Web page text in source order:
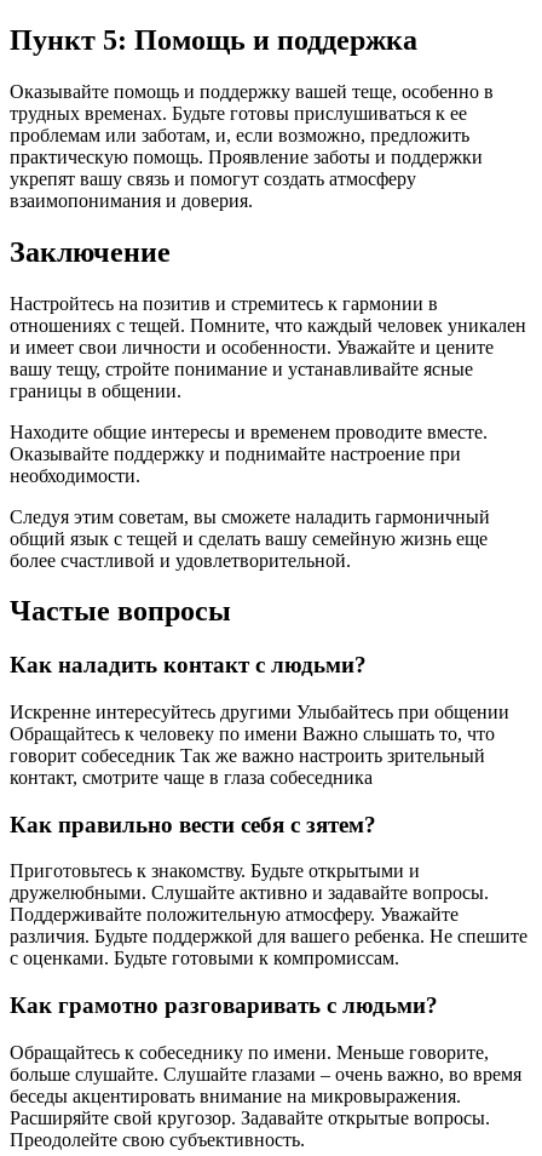
Пункт 5: Помощь и поддержка
Оказывайте помощь и поддержку вашей теще, особенно в
трудных временах. Будьте готовы прислушиваться к ее
проблемам или заботам, и, если возможно, предложить
практическую помощь. Проявление заботы и поддержки
укрепят вашу связь и помогут создать атмосферу
взаимопонимания и доверия.
Заключение
Настройтесь на позитив и стремитесь к гармонии в
отношениях с тещей. Помните, что каждый человек уникален
и имеет свои личности и особенности. Уважайте и цените
вашу тещу, стройте понимание и устанавливайте ясные
границы в общении.
Находите общие интересы и временем проводите вместе.
Оказывайте поддержку и поднимайте настроение при
необходимости.
Следуя этим советам, вы сможете наладить гармоничный
общий язык с тещей и сделать вашу семейную жизнь еще
более счастливой и удовлетворительной.
Частые вопросы
Как наладить контакт с людьми?
Искренне интересуйтесь другими Улыбайтесь при общении
Обращайтесь к человеку по имени Важно слышать то, что
говорит собеседник Так же важно настроить зрительный
контакт, смотрите чаще в глаза собеседника
Как правильно вести себя с зятем?
Приготовьтесь к знакомству. Будьте открытыми и
дружелюбными. Слушайте активно и задавайте вопросы.
Поддерживайте положительную атмосферу. Уважайте
различия. Будьте поддержкой для вашего ребенка. Не спешите
с оценками. Будьте готовыми к компромиссам.
Как грамотно разговаривать с людьми?
Обращайтесь к собеседнику по имени. Меньше говорите,
больше слушайте. Слушайте глазами – очень важно, во время
беседы акцентировать внимание на микровыражения.
Расширяйте свой кругозор. Задавайте открытые вопросы.
Преодолейте свою субъективность.